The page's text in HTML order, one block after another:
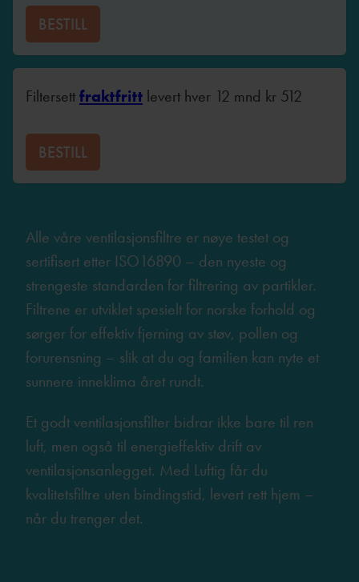
BESTILL
Filtersett fraktfritt levert hver 12 mnd kr 512
BESTILL
Alle våre ventilasjonsfiltre er nøye testet og
sertifisert etter ISO16890 – den nyeste og
strengeste standarden for filtrering av partikler.
Filtrene er utviklet spesielt for norske forhold og
sørger for effektiv fjerning av støv, pollen og
forurensning – slik at du og familien kan nyte et
sunnere inneklima året rundt.
Et godt ventilasjonsfilter bidrar ikke bare til ren
luft, men også til energieffektiv drift av
ventilasjonsanlegget. Med Luftig får du
kvalitetsfiltre uten bindingstid, levert rett hjem –
når du trenger det.